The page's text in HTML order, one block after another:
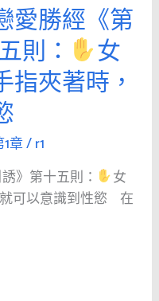
愛勝經《第
則： 女
夾著時，
章/r1
》第十五則：
女
可以意識到性慾 在